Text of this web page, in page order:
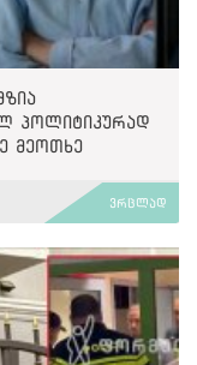
პოლიტიკურად
მეოთხე
ვრცლად